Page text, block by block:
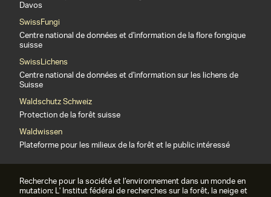
Davos
SwissFungi
Centre national de données et d'information de la flore fongique
suisse
SwissLichens
Centre national de données et d'information sur les lichens de
Suisse
Waldschutz Schweiz
Protection de la forêt suisse
Waldwissen
Plateforme pour les milieux de la forêt et le public intéressé
Recherche pour la société et l’environnement dans un monde en
mutation: L' Institut fédéral de recherches sur la forêt, la neige et